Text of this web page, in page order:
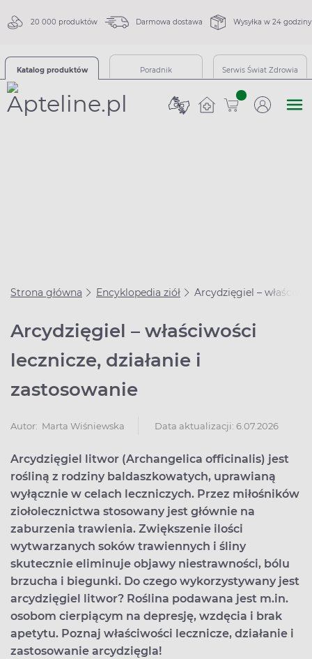
20 000 produktów Darmowa dostawa Wysyłka w 24 godziny
Katalog produktów Poradnik Serwis Świat Zdrowia
sztuk
Strona główna Encyklopedia ziół Arcydzięgiel –
Arcydzięgiel – właściwości
lecznicze, działanie i
zastosowanie
Autor: Marta Wiśniewska Data aktualizacji: 6.07.2026
Arcydzięgiel litwor (Archangelica officinalis) jest
rośliną z rodziny baldaszkowatych, uprawianą
wyłącznie w celach leczniczych. Przez miłośników
ziołolecznictwa stosowany jest głównie na
zaburzenia trawienia. Zwiększenie ilości
wytwarzanych soków trawiennych i śliny
skutecznie eliminuje objawy niestrawności, bólu
brzucha i biegunki. Do czego wykorzystywany jest
arcydzięgiel litwor? Roślina podawana jest m.in.
osobom cierpiącym na depresję, wzdęcia i brak
apetytu. Poznaj właściwości lecznicze, działanie i
zastosowanie arcydzięgla!